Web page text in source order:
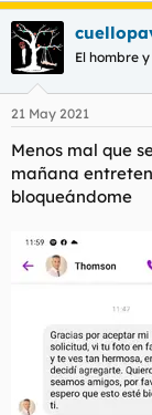
a
c
c
i
e
:
El hombre
21 May 2021
Menos mal que
mañana
bloqueándome